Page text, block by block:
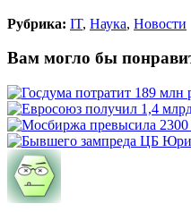
Рубрика: IT, Наука, Новости
Вам могло бы